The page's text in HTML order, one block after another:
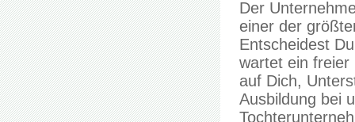
Der
einer der
Entscheidest
wartet ein freier
auf Dich,
Ausbildung bei